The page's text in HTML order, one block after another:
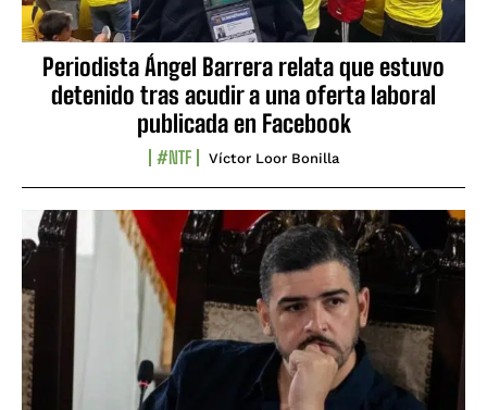
Periodista Ángel Barrera relata que estuvo
detenido tras acudir a una oferta laboral
publicada en Facebook
#NTF Víctor Loor Bonilla